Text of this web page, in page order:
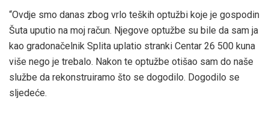
“Ovdje smo danas zbog vrlo teških optužbi koje je gospodin
Šuta uputio na moj račun. Njegove optužbe su bile da sam ja
kao gradonačelnik Splita uplatio stranki Centar 26 500 kuna
više nego je trebalo. Nakon te optužbe otišao sam do naše
službe da rekonstruiramo što se dogodilo. Dogodilo se
sljedeće.